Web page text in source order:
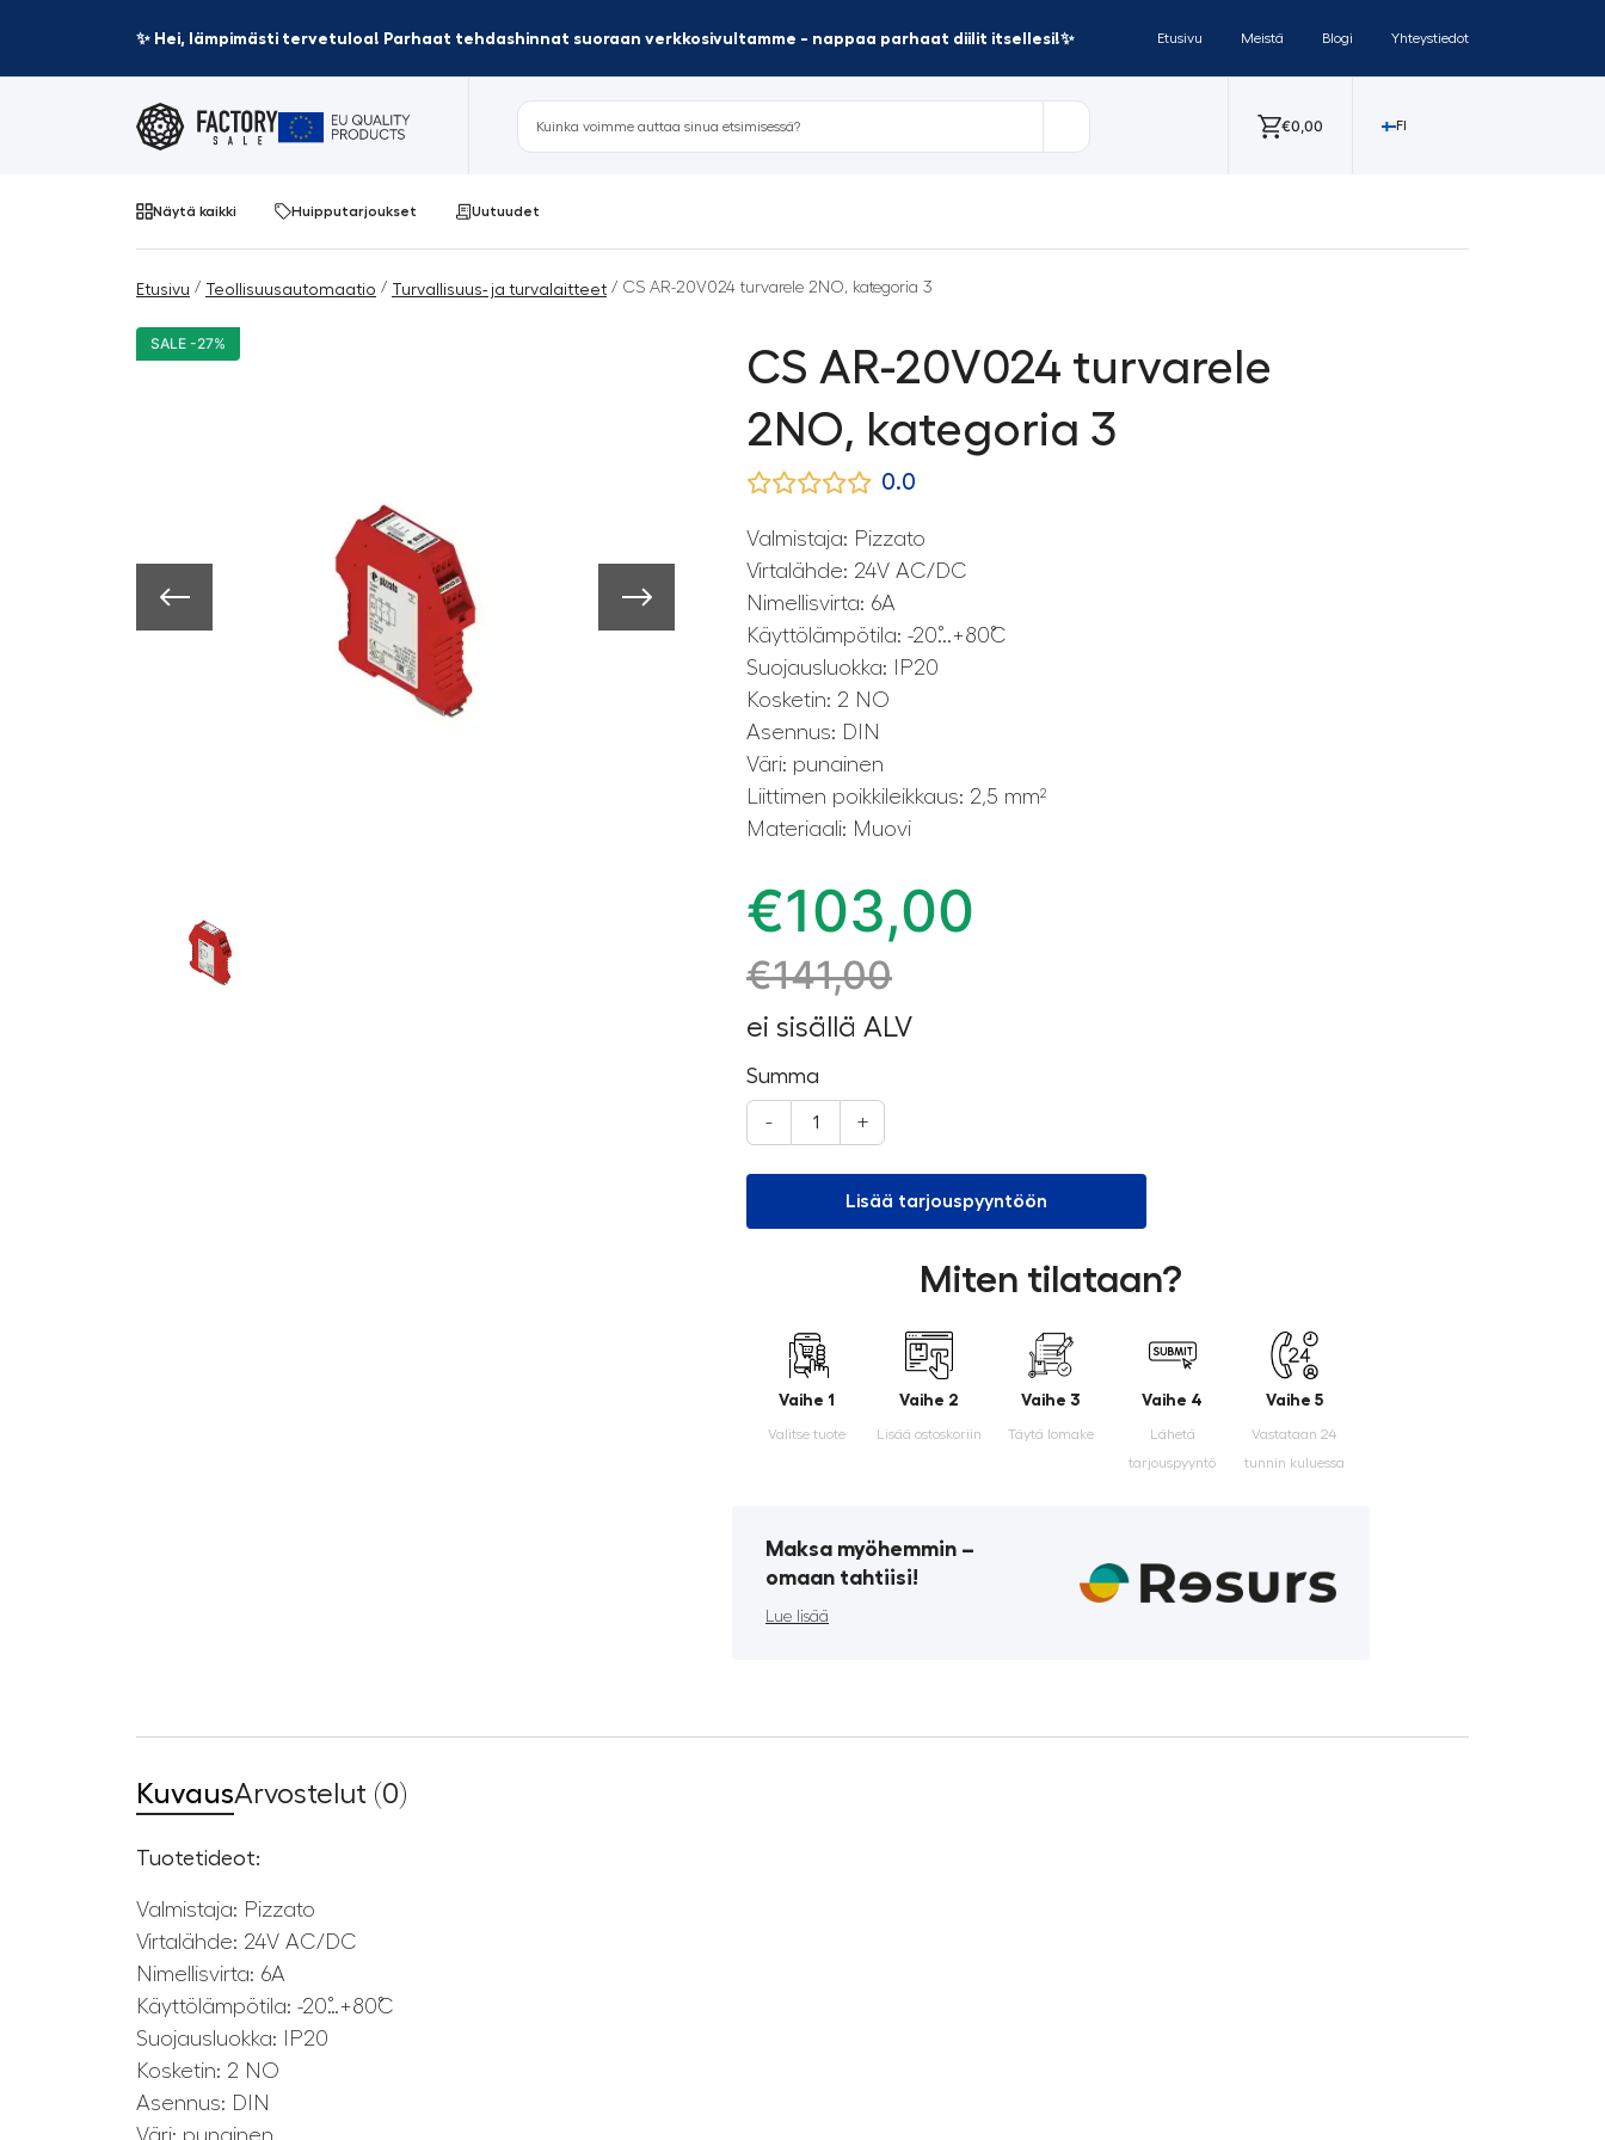
✨ Hei, lämpimästi tervetuloa! Parhaat tehdashinnat suoraan verkkosivultamme - nappaa parhaat diilit itsellesi!✨ Etusivu Meistä Blogi Yhteystiedot
€0,00 FI
Näytä kaikki Huipputarjoukset Uutuudet
Etusivu / Teollisuusautomaatio / Turvallisuus- ja turvalaitteet / CS AR-20V024 turvarele 2NO, kategoria 3
SALE -27%
CS AR-20V024 turvarele
2NO, kategoria 3
0.0
Valmistaja: Pizzato
Virtalähde: 24V AC/DC
Nimellisvirta: 6A
Käyttölämpötila: -20˚...+80˚C
Suojausluokka: IP20
Kosketin: 2 NO
Asennus: DIN
Väri: punainen
Liittimen poikkileikkaus: 2,5 mm²
Materiaali: Muovi
€103,00
€141,00
ei sisällä ALV
Summa
- +
Lisää tarjouspyyntöön
Miten tilataan?
Vaihe 1
Valitse tuote
Vaihe 2
Lisää ostoskoriin
Vaihe 3
Täytä lomake
Vaihe 4
Lähetä
tarjouspyyntö
Vaihe 5
Vastataan 24
tunnin kuluessa
Maksa myöhemmin ­–
omaan tahtiisi!
Lue lisää
KuvausArvostelut (0)
Tuotetideot:
Valmistaja: Pizzato
Virtalähde: 24V AC/DC
Nimellisvirta: 6A
Käyttölämpötila: -20˚…+80˚C
Suojausluokka: IP20
Kosketin: 2 NO
Asennus: DIN
Väri: punainen